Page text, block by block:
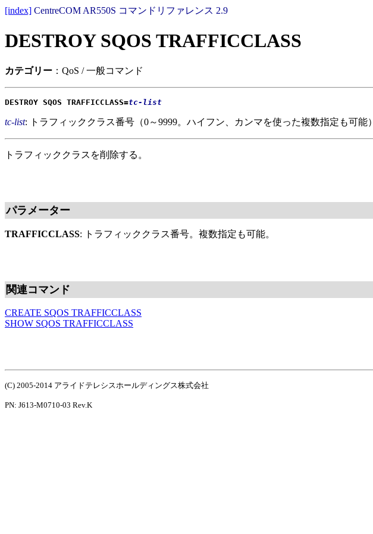
[index] CentreCOM AR550S コマンドリファレンス 2.9
DESTROY SQOS TRAFFICCLASS
カテゴリー ：QoS / 一般コマンド
DESTROY SQOS TRAFFICCLASS=tc-list
tc-list: トラフィッククラス番号（0～9999。ハイフン、カンマを使った複数指定も可能）
トラフィッククラスを削除する。
パラメーター
TRAFFICCLASS: トラフィッククラス番号。複数指定も可能。
関連コマンド
CREATE SQOS TRAFFICCLASS
SHOW SQOS TRAFFICCLASS
(C) 2005-2014 アライドテレシスホールディングス株式会社
PN: J613-M0710-03 Rev.K